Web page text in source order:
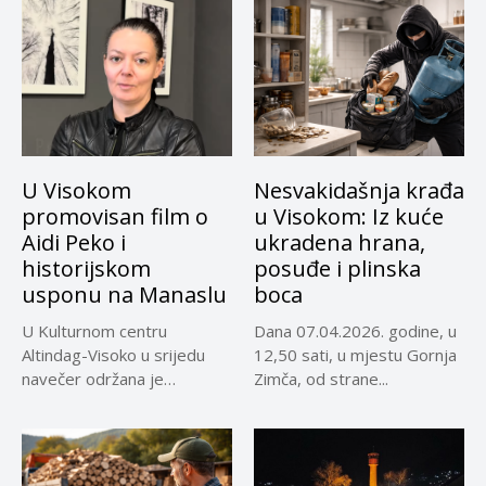
U Visokom
promovisan film o
Aidi Peko i
historijskom
usponu na Manaslu
U Kulturnom centru
Altindag-Visoko u srijedu
navečer održana je
Nesvakidašnja krađa
u Visokom: Iz kuće
ukradena hrana,
posuđe i plinska
boca
Dana 07.04.2026. godine, u
12,50 sati, u mjestu Gornja
Zimča, od strane...